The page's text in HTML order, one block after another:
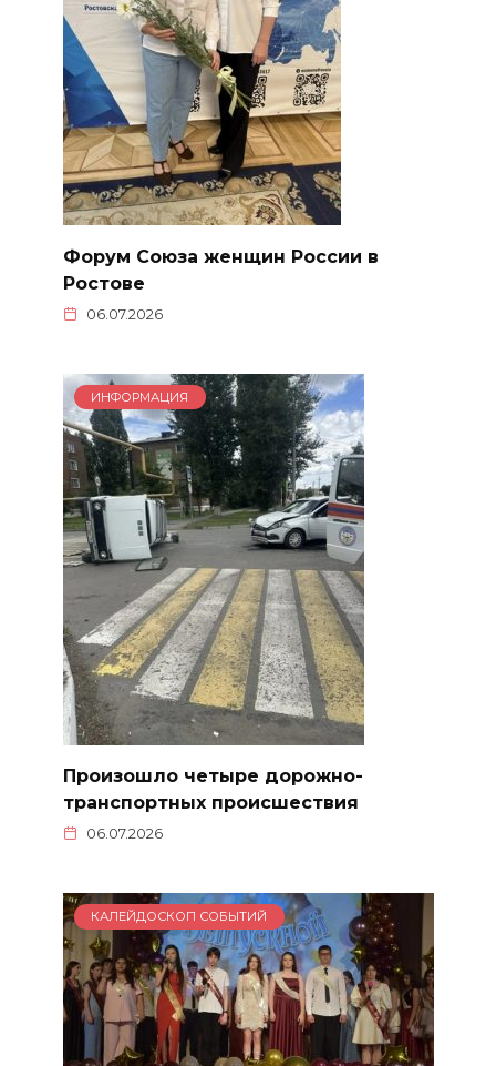
Форум Союза женщин России в
Ростове
06.07.2026
ИНФОРМАЦИЯ
Произошло четыре дорожно-
транспортных происшествия
06.07.2026
КАЛЕЙДОСКОП СОБЫТИЙ